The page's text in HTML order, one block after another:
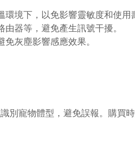
境下，以免影響靈敏度和使用
器等，避免產生訊號干擾。
灰塵影響感應效果。
別寵物體型，避免誤報。購買